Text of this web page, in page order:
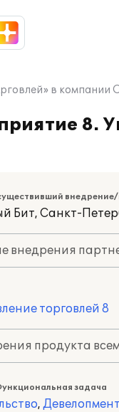
в
8.
Бит, Санкт-
внедрения
торговлей 8
продукта
задача
, Девелопмент